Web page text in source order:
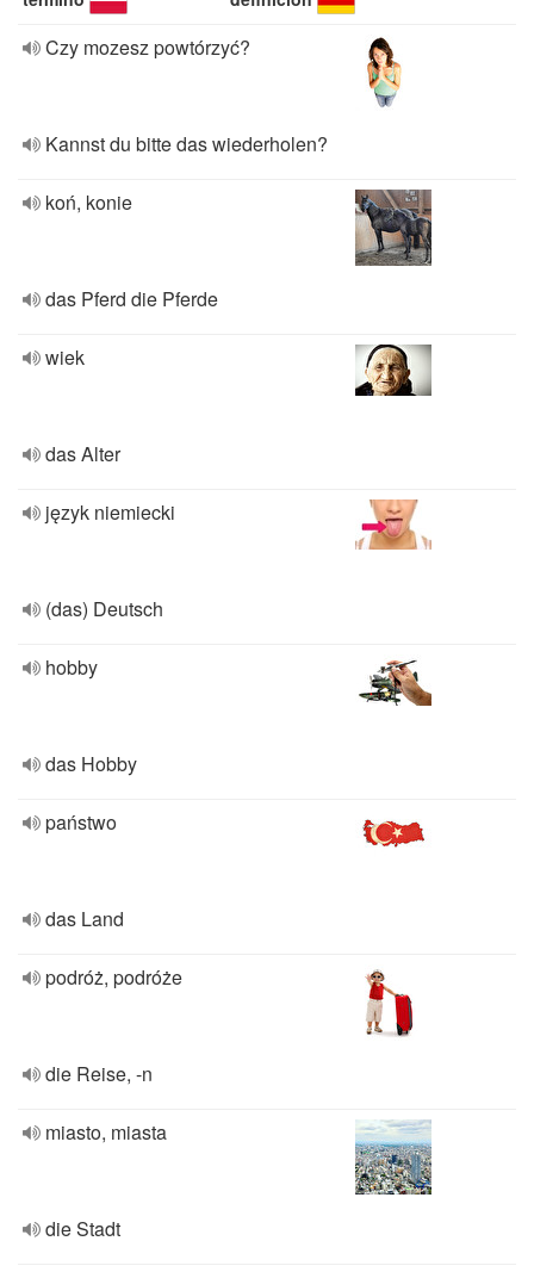
Czy mozesz powtórzyć?
Kannst du bitte das wiederholen?
koń, konie
das Pferd die Pferde
wiek
das Alter
język niemiecki
(das) Deutsch
hobby
das Hobby
państwo
das Land
podróż, podróże
die Reise, -n
miasto, miasta
die Stadt